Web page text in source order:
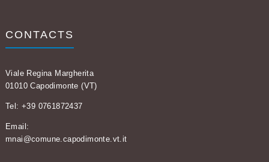
CONTACTS
Viale Regina Margherita
01010 Capodimonte (VT)
Tel: +39 0761872437
Email:
mnai@comune.capodimonte.vt.it